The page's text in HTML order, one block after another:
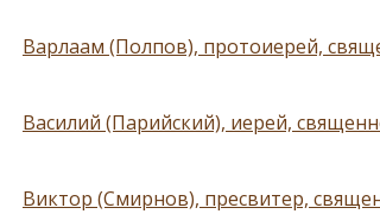
Варлаам (Полпов), протоиерей,
Василий (Парийский), иерей,
Виктор (Смирнов), пресвитер,